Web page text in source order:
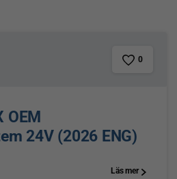
0
OEM
24V (2026 ENG)
Läs mer